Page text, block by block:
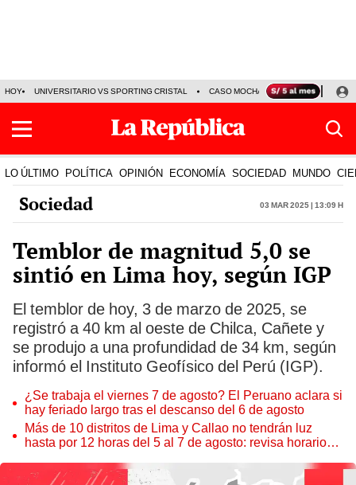
HOY UNIVERSITARIO VS SPORTING CRISTAL CASO MOCHASUELDOS
LO ÚLTIMO POLÍTICA OPINIÓN ECONOMÍA SOCIEDAD MUNDO
Sociedad 03 Mar 2025 | 13:09 h
Temblor de magnitud 5,0 se
sintió en Lima hoy, según IGP
El temblor de hoy, 3 de marzo de 2025, se
registró a 40 km al oeste de Chilca, Cañete y
se produjo a una profundidad de 34 km, según
informó el Instituto Geofísico del Perú (IGP).
¿Se trabaja el viernes 7 de agosto? El Peruano aclara si
hay feriado largo tras el descanso del 6 de agosto
Más de 10 distritos de Lima y Callao no tendrán luz
hasta por 12 horas del 5 al 7 de agosto: revisa horarios y